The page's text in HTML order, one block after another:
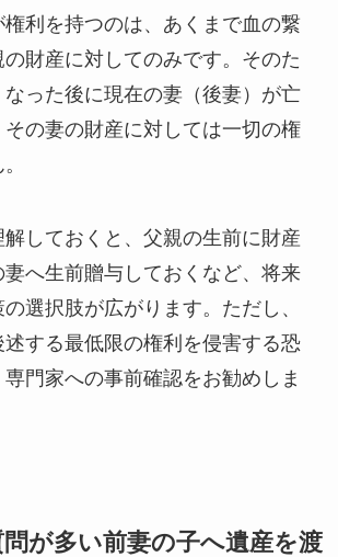
利を持つのは、あくまで血の繋
財産に対してのみです。そのた
った後に現在の妻（後妻）が亡
その妻の財産に対しては一切の権
しておくと、父親の生前に財産
へ生前贈与しておくなど、将来
選択肢が広がります。ただし、
する最低限の権利を侵害する恐
門家への事前確認をお勧めしま
が多い前妻の子へ遺産を渡